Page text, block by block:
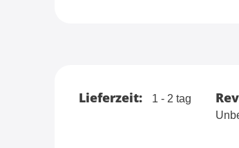
Lieferzeit: 1 - 2 tag